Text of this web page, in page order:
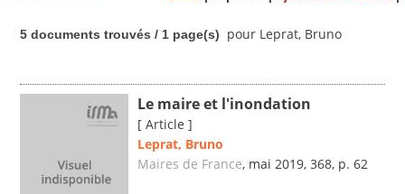
5 documents trouvés / 1 page(s) pour Leprat, Bruno
Le maire et l'inondation
[ Article ]
Leprat, Bruno
Maires de France, mai 2019, 368, p. 62